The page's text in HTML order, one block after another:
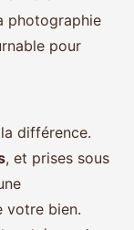
photographie
pour
différence.
, et prises sous
votre bien.